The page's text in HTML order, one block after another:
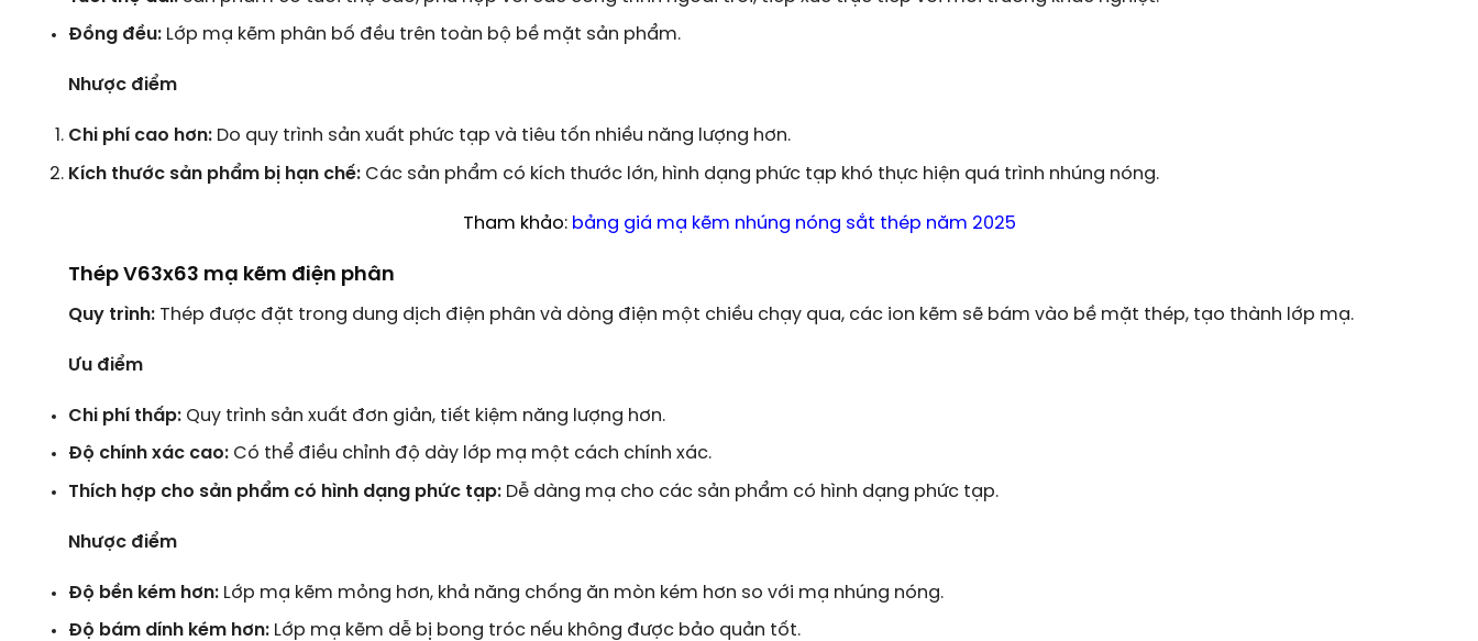
Đồng đều: Lớp mạ kẽm phân bố đều trên toàn bộ bề mặt sản phẩm.
Nhược điểm
Chi phí cao hơn: Do quy trình sản xuất phức tạp và tiêu tốn nhiều năng lượng hơn.
Kích thước sản phẩm bị hạn chế: Các sản phẩm có kích thước lớn, hình dạng phức tạp khó thực hiện quá trình nhúng nóng.
Tham khảo: bảng giá mạ kẽm nhúng nóng sắt thép năm 2025
Thép V63x63 mạ kẽm điện phân
Quy trình: Thép được đặt trong dung dịch điện phân và dòng điện một chiều chạy qua, các ion kẽm sẽ bám vào bề mặt thép, tạo thành lớp mạ.
Ưu điểm
Chi phí thấp: Quy trình sản xuất đơn giản, tiết kiệm năng lượng hơn.
Độ chính xác cao: Có thể điều chỉnh độ dày lớp mạ một cách chính xác.
Thích hợp cho sản phẩm có hình dạng phức tạp: Dễ dàng mạ cho các sản phẩm có hình dạng phức tạp.
Nhược điểm
Độ bền kém hơn: Lớp mạ kẽm mỏng hơn, khả năng chống ăn mòn kém hơn so với mạ nhúng nóng.
Độ bám dính kém hơn: Lớp mạ kẽm dễ bị bong tróc nếu không được bảo quản tốt.